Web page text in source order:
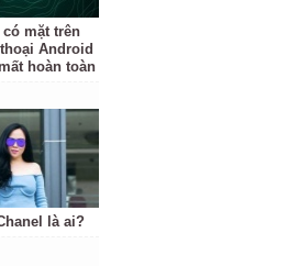
mặt trên
Android
hoàn toàn
là ai?